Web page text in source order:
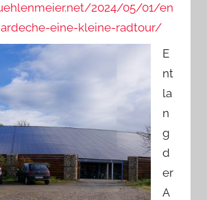
2024/05/01/en
eine-kleine-radtour/
E
nt
la
n
g
d
er
A